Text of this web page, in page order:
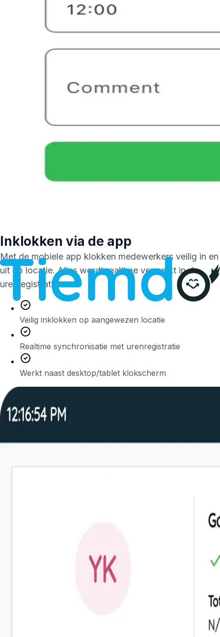
Inklokken via de app
Met de mobiele app klokken medewerkers veilig in en
uit op locatie. Alles wordt realtime verwerkt in de
urenregistratie.
Veilig inklokken op aangewezen locatie
Realtime synchronisatie met urenregistratie
Werkt naast desktop/tablet klokscherm